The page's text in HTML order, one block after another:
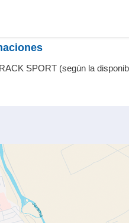
SPORT (según la